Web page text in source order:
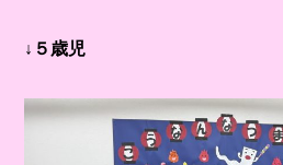
↓５歳児